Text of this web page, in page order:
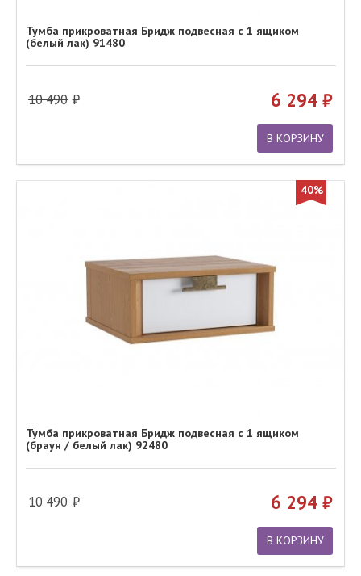
Тумба прикроватная Бридж подвесная с 1 ящиком
(белый лак) 91480
10 490 6 294
В КОРЗИНУ
40%
Тумба прикроватная Бридж подвесная с 1 ящиком
(браун / белый лак) 92480
10 490 6 294
В КОРЗИНУ